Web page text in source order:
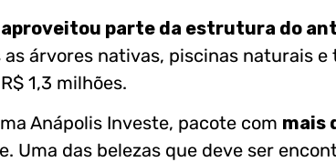
parte da estrutura do
árvores nativas, piscinas naturais e
1,3 milhões.
Anápolis Investe, pacote com mais
Uma das belezas que deve ser